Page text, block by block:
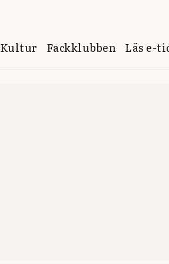
Kultur Fackklubben Läs e-